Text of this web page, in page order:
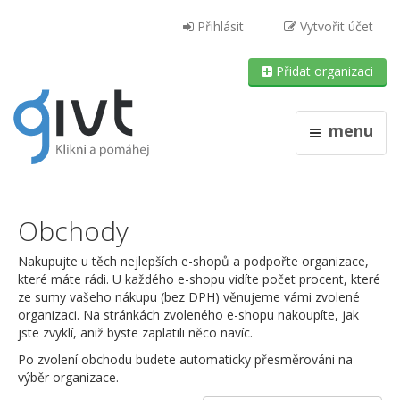
Přihlásit Vytvořit účet
Přidat organizaci
menu
Obchody
Nakupujte u těch nejlepších e-shopů a podpořte organizace,
které máte rádi. U každého e-shopu vidíte počet procent, které
ze sumy vašeho nákupu (bez DPH) věnujeme vámi zvolené
organizaci. Na stránkách zvoleného e-shopu nakoupíte, jak
jste zvyklí, aniž byste zaplatili něco navíc.
Po zvolení obchodu budete automaticky přesměrováni na
výběr organizace.